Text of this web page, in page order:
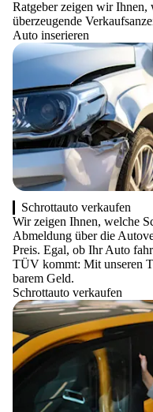
Ratgeber zeigen wir
überzeugende
Auto inserieren
Schrottauto verkaufen
Wir zeigen Ihnen, welche
Abmeldung über die
Preis. Egal, ob Ihr Auto
TÜV kommt: Mit unseren
barem Geld.
Schrottauto verkaufen